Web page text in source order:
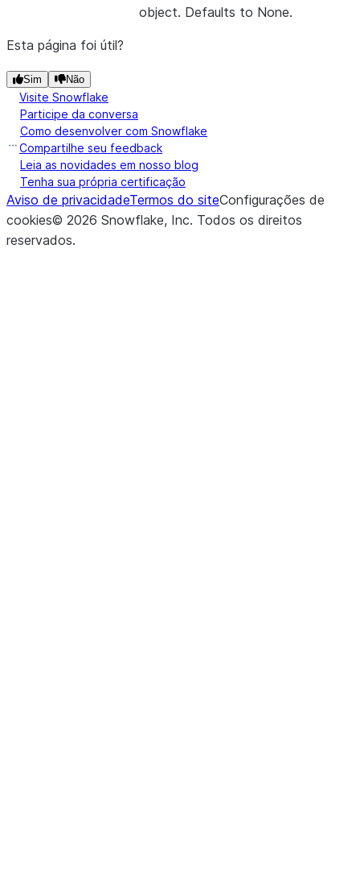
object. Defaults to None.
Esta página foi útil?
Sim Não
Visite Snowflake
Participe da conversa
Como desenvolver com Snowflake
Compartilhe seu feedback
Leia as novidades em nosso blog
Tenha sua própria certificação
Aviso de privacidadeTermos do siteConfigurações de
cookies© 2026 Snowflake, Inc. Todos os direitos
reservados.